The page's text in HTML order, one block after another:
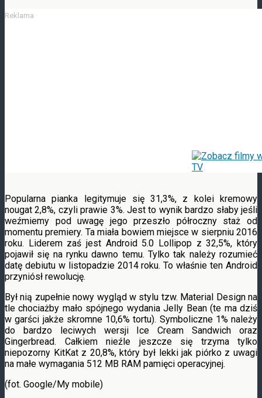
Reklama
Popularna pianka legitymuje się 31,3%, z kolei kremowy
nougat 2,8%, czyli prawie 3%. Jest to wynik bardzo słaby jeśli
weźmiemy pod uwagę jego przeszło półroczny staż od
momentu premiery. Ta miała bowiem miejsce w sierpniu 2016
roku. Liderem zaś jest Android 5.0 Lollipop z 32,5%, który
pojawił się na rynku dawno temu. Tylko tak należy rozumieć
datę debiutu w listopadzie 2014 roku. To właśnie ten Android
przyniósł rewolucję.
Był nią zupełnie nowy wygląd w stylu tzw. Material Design na
tle chociażby mało spójnego wydania Jelly Bean (te ma dziś
w garści jakże skromne 10,6% tortu). Symboliczne 1% należy
do bardzo leciwych wersji Ice Cream Sandwich oraz
Gingerbread. Całkiem nieźle jeszcze się trzyma tylko
niepozorny KitKat z 20,8%, który był lekki jak piórko z uwagi
na małe wymagania 512 MB RAM pamięci operacyjnej.
(fot. Google/My mobile)